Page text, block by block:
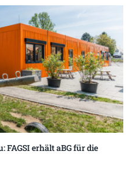
erhält aBG für die